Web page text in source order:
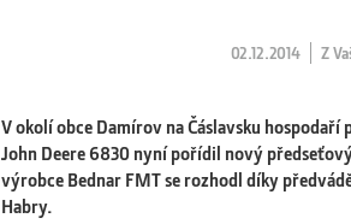
02.12.2014 Z
V okolí obce Damírov na Čáslavsku
John Deere 6830 nyní pořídil nový
výrobce Bednar FMT se rozhodl díky
Habry.